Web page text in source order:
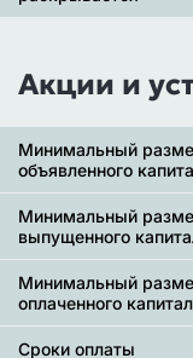
Акции и
Минимальный
объявленного
Минимальный
выпущенного
Минимальный
оплаченного
Сроки оплаты